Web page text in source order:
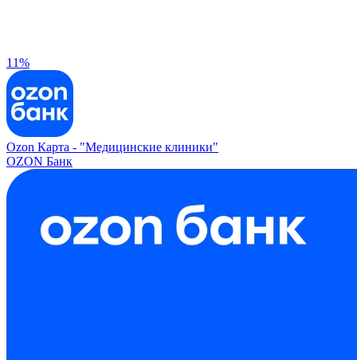
11%
Ozon Карта - "Медицинские клиники"
OZON Банк